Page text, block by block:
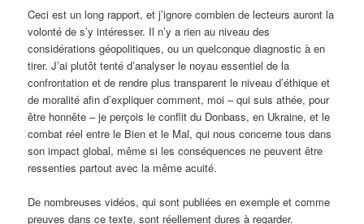
Ceci est un long rapport, et j’ignore combien de lecteurs auront la
volonté de s’y intéresser. Il n’y a rien au niveau des
considérations géopolitiques, ou un quelconque diagnostic à en
tirer. J’ai plutôt tenté d’analyser le noyau essentiel de la
confrontation et de rendre plus transparent le niveau d’éthique et
de moralité afin d’expliquer comment, moi – qui suis athée, pour
être honnête – je perçois le conflit du Donbass, en Ukraine, et le
combat réel entre le Bien et le Mal, qui nous concerne tous dans
son impact global, même si les conséquences ne peuvent être
ressenties partout avec la même acuité.
De nombreuses vidéos, qui sont publiées en exemple et comme
preuves dans ce texte, sont réellement dures à regarder.